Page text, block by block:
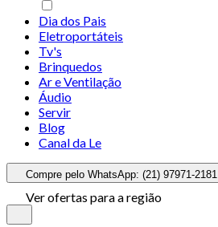
Dia dos Pais
Eletroportáteis
Tv's
Brinquedos
Ar e Ventilação
Áudio
Servir
Blog
Canal da Le
Compre pelo WhatsApp: (21) 97971-2181
Ver ofertas para a região